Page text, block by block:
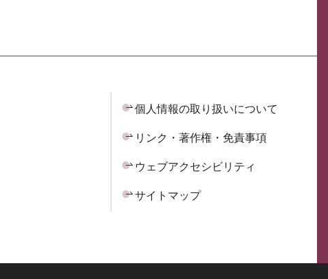
個人情報の取り扱いについて
リンク・著作権・免責事項
ウェブアクセシビリティ
サイトマップ